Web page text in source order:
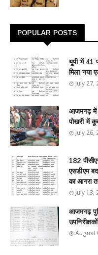
POPULAR POSTS
यूपी में 41
मिला नया
July 27,
आजमगढ़ में
पोखरी में
July 26,
182
एसडीएम
का आगरा
July 13,
आजमगढ़
August